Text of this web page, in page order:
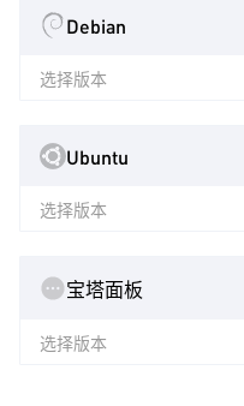
Debian
选择版本
Ubuntu
选择版本
宝塔面板
选择版本